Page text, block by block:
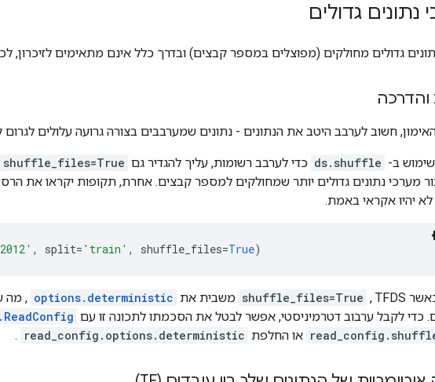
נתונים גדולים
גדולים מחולקים (מפוצלים במספר קבצים) ובדרך כלל אינם מתאימים לזיכרון,
והדרכה
חשוב לערבב היטב את הנתונים - נתונים שמערבבים בצורה גרועה עלולים לגרום
ב- ds.shuffle כדי לערבב רשומות, עליך להגדיר גם shuffle_files=True
מערכי נתונים גדולים יותר שמחולקים למספר קבצים. אחרת, תקופות יקראו את
לא יהיו אקראי באמת.
, split= 'train' , shuffle_files=True)
shuffle_files=True , TFDS משבית את options.deterministic , מה
כדי לקבל ערבוב דטרמיניסטי, אפשר לבטל את הסכמתו לתכונה זו עם
או החלפת read_config.options.deterministic
.